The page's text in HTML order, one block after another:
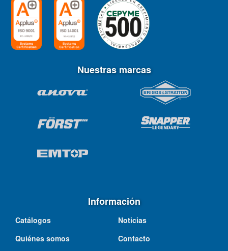
Nuestras marcas
Información
Catálogos
Noticias
Quiénes somos
Contacto